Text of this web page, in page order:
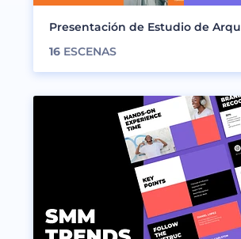
Presentación de Estudio de
16 ESCENAS